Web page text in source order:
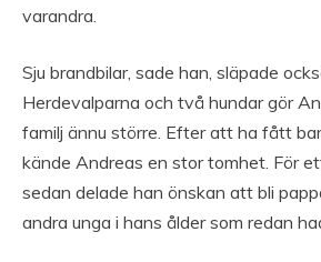
varandra.
Sju brandbilar, sade han, släpade
Herdevalparna och två hundar gör
familj ännu större. Efter att ha fått
kände Andreas en stor tomhet. För
sedan delade han önskan att bli
andra unga i hans ålder som redan